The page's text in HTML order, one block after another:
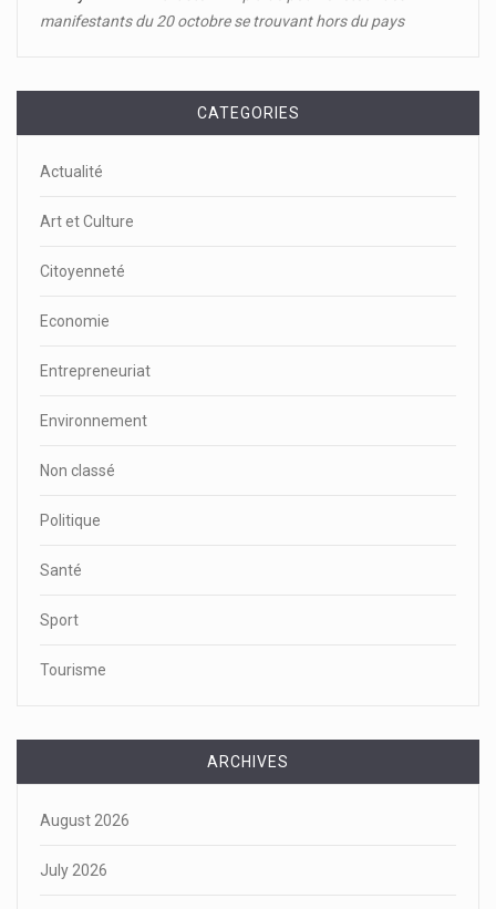
manifestants du 20 octobre se trouvant hors du pays
CATEGORIES
Actualité
Art et Culture
Citoyenneté
Economie
Entrepreneuriat
Environnement
Non classé
Politique
Santé
Sport
Tourisme
ARCHIVES
August 2026
July 2026